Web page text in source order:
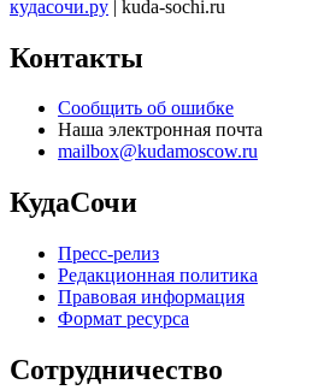
кудасочи.ру | kuda-sochi.ru
Контакты
Сообщить об ошибке
Наша электронная почта
mailbox@kudamoscow.ru
КудаСочи
Пресс-релиз
Редакционная политика
Правовая информация
Формат ресурса
Сотрудничество